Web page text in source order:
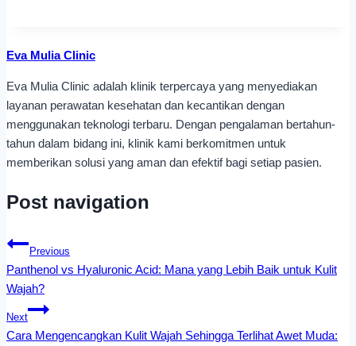
Eva Mulia Clinic
Eva Mulia Clinic adalah klinik terpercaya yang menyediakan
layanan perawatan kesehatan dan kecantikan dengan
menggunakan teknologi terbaru. Dengan pengalaman bertahun-
tahun dalam bidang ini, klinik kami berkomitmen untuk
memberikan solusi yang aman dan efektif bagi setiap pasien.
Post navigation
Previous
Panthenol vs Hyaluronic Acid: Mana yang Lebih Baik untuk Kulit
Wajah?
Next
Cara Mengencangkan Kulit Wajah Sehingga Terlihat Awet Muda: